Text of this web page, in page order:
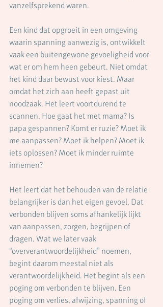
vanzelfsprekend waren.
Een kind dat opgroeit in een omgeving
waarin spanning aanwezig is, ontwikkelt
vaak een buitengewone gevoeligheid voor
wat er om hem heen gebeurt. Niet omdat
het kind daar bewust voor kiest. Maar
omdat het zich aan heeft gepast uit
noodzaak. Het leert voortdurend te
scannen. Hoe gaat het met mama? Is
papa gespannen? Komt er ruzie? Moet ik
me aanpassen? Moet ik helpen? Moet ik
iets oplossen? Moet ik minder ruimte
innemen?
Het leert dat het behouden van de relatie
belangrijker is dan het eigen gevoel. Dat
verbonden blijven soms afhankelijk lijkt
van aanpassen, zorgen, begrijpen of
dragen. Wat we later vaak
“oververantwoordelijkheid” noemen,
begint daarom meestal niet als
verantwoordelijkheid. Het begint als een
poging om verbonden te blijven. Een
poging om verlies, afwijzing, spanning of